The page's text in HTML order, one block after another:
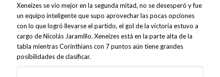
Xeneizes se vio mejor en la segunda mitad, no se desesperó y fue
un equipo inteligente que supo aprovechar las pocas opciones
con lo que logró llevarse el partido, el gol de la victoria estuvo a
cargo de Nicolás Jaramillo. Xeneizes está en la parte alta de la
tabla mientras Corinthians con 7 puntos aún tiene grandes
posibilidades de clasificar.